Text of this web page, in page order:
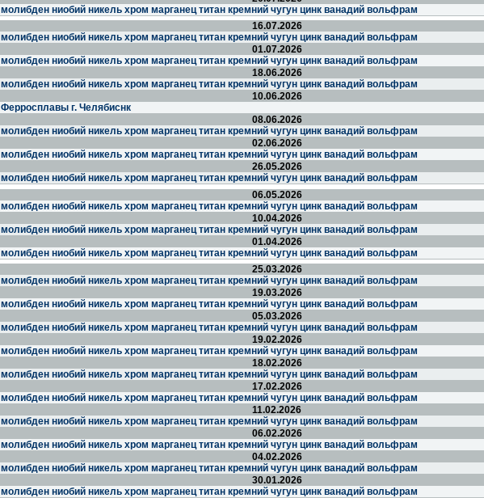
молибден ниобий никель хром марганец титан кремний чугун цинк ванадий вольфрам
16.07.2026
молибден ниобий никель хром марганец титан кремний чугун цинк ванадий вольфрам
01.07.2026
молибден ниобий никель хром марганец титан кремний чугун цинк ванадий вольфрам
18.06.2026
молибден ниобий никель хром марганец титан кремний чугун цинк ванадий вольфрам
10.06.2026
Ферросплавы г. Челябиснк
08.06.2026
молибден ниобий никель хром марганец титан кремний чугун цинк ванадий вольфрам
02.06.2026
молибден ниобий никель хром марганец титан кремний чугун цинк ванадий вольфрам
26.05.2026
молибден ниобий никель хром марганец титан кремний чугун цинк ванадий вольфрам
06.05.2026
молибден ниобий никель хром марганец титан кремний чугун цинк ванадий вольфрам
10.04.2026
молибден ниобий никель хром марганец титан кремний чугун цинк ванадий вольфрам
01.04.2026
молибден ниобий никель хром марганец титан кремний чугун цинк ванадий вольфрам
25.03.2026
молибден ниобий никель хром марганец титан кремний чугун цинк ванадий вольфрам
19.03.2026
молибден ниобий никель хром марганец титан кремний чугун цинк ванадий вольфрам
05.03.2026
молибден ниобий никель хром марганец титан кремний чугун цинк ванадий вольфрам
19.02.2026
молибден ниобий никель хром марганец титан кремний чугун цинк ванадий вольфрам
18.02.2026
молибден ниобий никель хром марганец титан кремний чугун цинк ванадий вольфрам
17.02.2026
молибден ниобий никель хром марганец титан кремний чугун цинк ванадий вольфрам
11.02.2026
молибден ниобий никель хром марганец титан кремний чугун цинк ванадий вольфрам
06.02.2026
молибден ниобий никель хром марганец титан кремний чугун цинк ванадий вольфрам
04.02.2026
молибден ниобий никель хром марганец титан кремний чугун цинк ванадий вольфрам
30.01.2026
молибден ниобий никель хром марганец титан кремний чугун цинк ванадий вольфрам